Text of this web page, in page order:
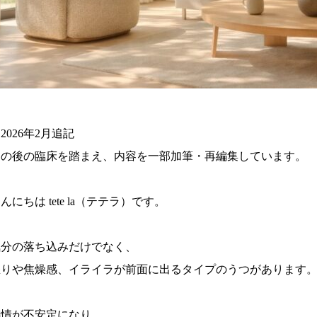
年2月追記
後の臨床を踏まえ、内容を一部加筆・再編集しています。
にちは tete la（テテラ）です。
の落ち込みだけでなく、
や焦燥感、イライラが前面に出るタイプのうつがあります。
が不安定になり、